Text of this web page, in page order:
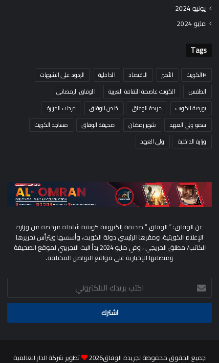
يونيو 2024
مايو 2024
Tags
#الكويت الأمير الاقتصاد الداخلية
الردود على الشبهات
الطقس
الكويت عاصمة الثقافة العربية
الوفاق الرمضاني
بورصة الكويت
جريدة الوفاق خاص الوفاق
درجات الحرارة
سمو ولي العهد
شهر رمضان صحيفة الوفاق
مساجد الكويت
وزارة الداخلية
ولي العهد
عن الوفاق: ” الوفاق ” صحيفة إلكترونية كويتية شاملة مرخصة من وزارة
الإعلام الكويتية، ومقرها الرئيسي دولة الكويت، وأسسها ويترأس تحريرها
الكاتب/ مطلق الحريجي ، وفي مايو 2024 بدأ البث التجريبي لموقع الصحيفة
ومنصاتها الإخبارية على مواقع التواصل المختلفة.
اكتب
بريدك
الالكتروني
جميع الحقوق محفوظة لجريدة الوفاق2026 تطوير شركة الدار العالمية